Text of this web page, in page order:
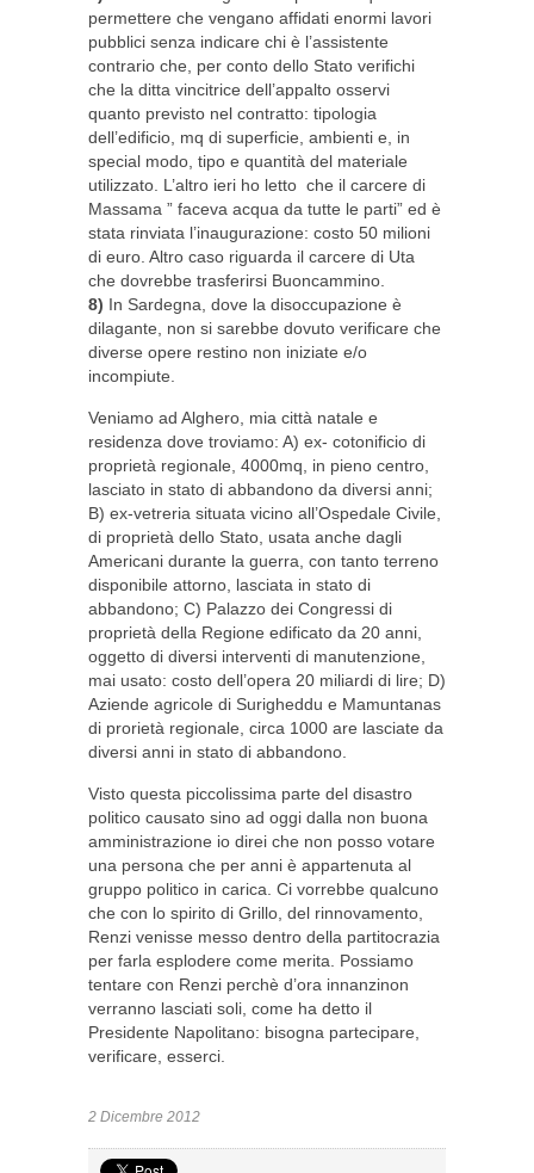
permettere che vengano affidati enormi lavori
pubblici senza indicare chi è l’assistente
contrario che, per conto dello Stato verifichi
che la ditta vincitrice dell’appalto osservi
quanto previsto nel contratto: tipologia
dell’edificio, mq di superficie, ambienti e, in
special modo, tipo e quantità del materiale
utilizzato. L’altro ieri ho letto che il carcere di
Massama ” faceva acqua da tutte le parti” ed è
stata rinviata l’inaugurazione: costo 50 milioni
di euro. Altro caso riguarda il carcere di Uta
che dovrebbe trasferirsi Buoncammino.
8) In Sardegna, dove la disoccupazione è
dilagante, non si sarebbe dovuto verificare che
diverse opere restino non iniziate e/o
incompiute.
Veniamo ad Alghero, mia città natale e
residenza dove troviamo: A) ex- cotonificio di
proprietà regionale, 4000mq, in pieno centro,
lasciato in stato di abbandono da diversi anni;
B) ex-vetreria situata vicino all’Ospedale Civile,
di proprietà dello Stato, usata anche dagli
Americani durante la guerra, con tanto terreno
disponibile attorno, lasciata in stato di
abbandono; C) Palazzo dei Congressi di
proprietà della Regione edificato da 20 anni,
oggetto di diversi interventi di manutenzione,
mai usato: costo dell’opera 20 miliardi di lire; D)
Aziende agricole di Surigheddu e Mamuntanas
di prorietà regionale, circa 1000 are lasciate da
diversi anni in stato di abbandono.
Visto questa piccolissima parte del disastro
politico causato sino ad oggi dalla non buona
amministrazione io direi che non posso votare
una persona che per anni è appartenuta al
gruppo politico in carica. Ci vorrebbe qualcuno
che con lo spirito di Grillo, del rinnovamento,
Renzi venisse messo dentro della partitocrazia
per farla esplodere come merita. Possiamo
tentare con Renzi perchè d’ora innanzinon
verranno lasciati soli, come ha detto il
Presidente Napolitano: bisogna partecipare,
verificare, esserci.
2 Dicembre 2012